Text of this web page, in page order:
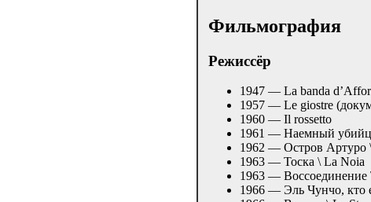
Фильмография
Режиcсёр
1947 — La banda
1957 — Le giostre
1960 — Il rossetto
1961 — Наемный
1962 — Остров Артуро
1963 — Тоска \ La Noia
1963 — Воссоединение
1966 — Эль Чунчо, кто